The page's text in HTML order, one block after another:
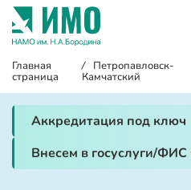
Главная
страница
/ Петропавловск-
Камчатский
Аккредитация под ключ
Внесем в госуслуги/